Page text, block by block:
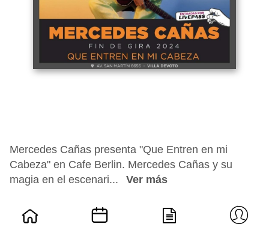
Mercedes Cañas presenta "Que Entren en mi
Cabeza" en Cafe Berlin. Mercedes Cañas y su
magia en el escenari...
Ver más